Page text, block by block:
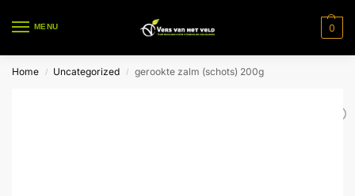
MENU 0
Home / Uncategorized / gerookte zalm (schots) 200g